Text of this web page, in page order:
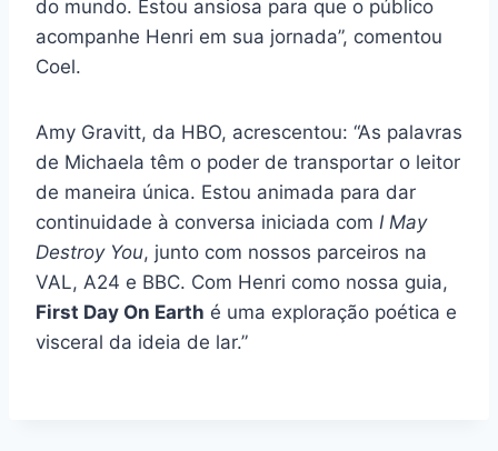
do mundo. Estou ansiosa para que o público
acompanhe Henri em sua jornada”, comentou
Coel.
Amy Gravitt, da HBO, acrescentou: “As palavras
de Michaela têm o poder de transportar o leitor
de maneira única. Estou animada para dar
continuidade à conversa iniciada com I May
Destroy You, junto com nossos parceiros na
VAL, A24 e BBC. Com Henri como nossa guia,
First Day On Earth é uma exploração poética e
visceral da ideia de lar.”